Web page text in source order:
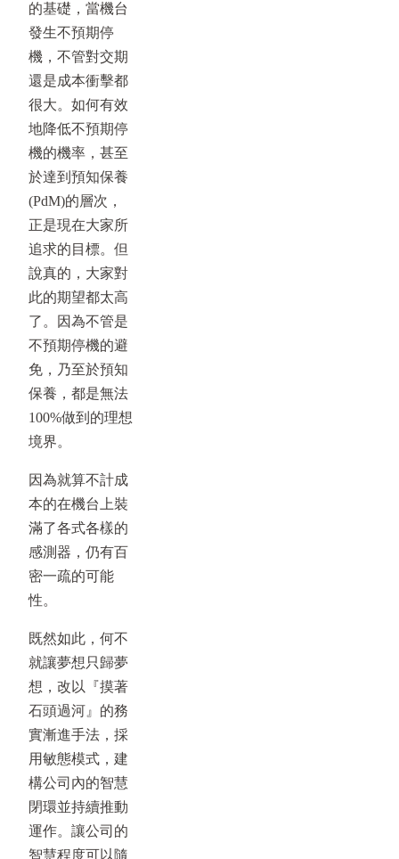
的基礎，當機台
發生不預期停
機，不管對交期
還是成本衝擊都
很大。如何有效
地降低不預期停
機的機率，甚至
於達到預知保養
(PdM)的層次，
正是現在大家所
追求的目標。但
說真的，大家對
此的期望都太高
了。因為不管是
不預期停機的避
免，乃至於預知
保養，都是無法
100%做到的理想
境界。
因為就算不計成
本的在機台上裝
滿了各式各樣的
感測器，仍有百
密一疏的可能
性。
既然如此，何不
就讓夢想只歸夢
想，改以『摸著
石頭過河』的務
實漸進手法，採
用敏態模式，建
構公司內的智慧
閉環並持續推動
運作。讓公司的
智慧程度可以隨